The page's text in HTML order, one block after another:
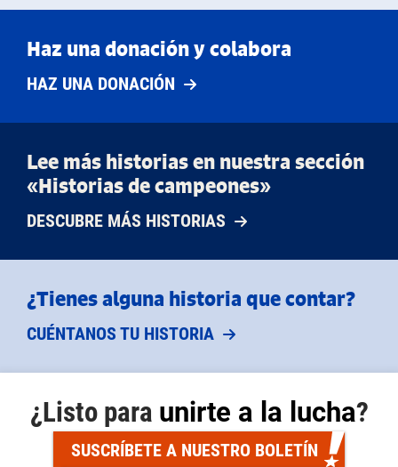
Haz una donación y colabora
HAZ UNA DONACIÓN
Lee más historias en nuestra sección
«Historias de campeones»
DESCUBRE MÁS HISTORIAS
¿Tienes alguna historia que contar?
CUÉNTANOS TU HISTORIA
¿Listo para unirte a la lucha?
SUSCRÍBETE A NUESTRO BOLETÍN